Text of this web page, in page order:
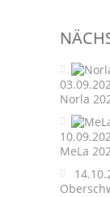
Norla
MeLa